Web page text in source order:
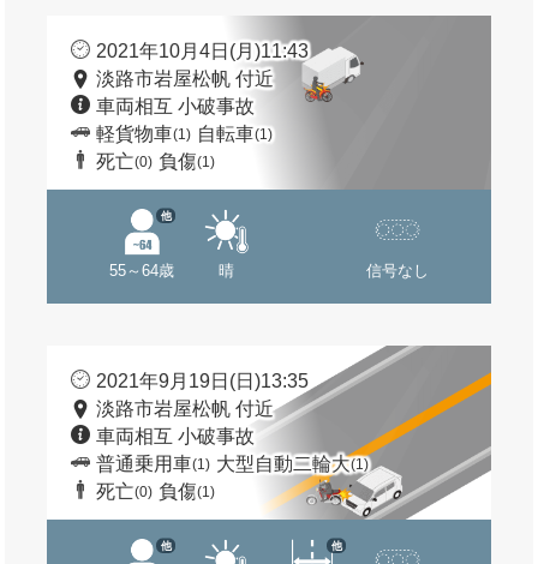
2021年10月4日(月)11:43
淡路市岩屋松帆 付近
車両相互 小破事故
軽貨物車(1) 自転車(1)
死亡(0) 負傷(1)
55～64歳
他
晴 信号なし
2021年9月19日(日)13:35
淡路市岩屋松帆 付近
車両相互 小破事故
普通乗用車(1) 大型自動二輪大(1)
死亡(0) 負傷(1)
他 他